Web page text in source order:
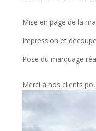
Mise en page de la
Impression et
Pose du marquage
Merci à nos clients